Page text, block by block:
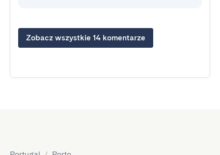
Zobacz wszystkie 14 komentarze